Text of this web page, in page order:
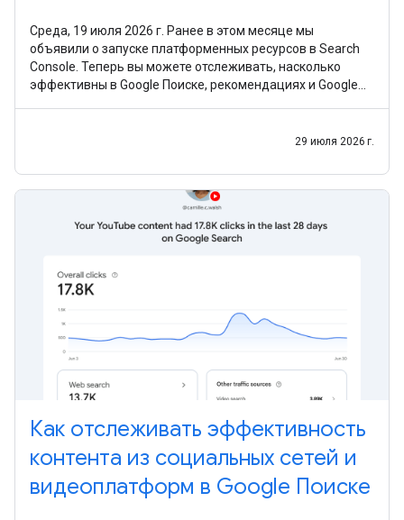
Среда, 19 июля 2026 г. Ранее в этом месяце мы
объявили о запуске платформенных ресурсов в Search
Console. Теперь вы можете отслеживать, насколько
эффективны в Google Поиске, рекомендациях и Google
29 июля 2026 г.
Как отслеживать эффективность
контента из социальных сетей и
видеоплатформ в Google Поиске